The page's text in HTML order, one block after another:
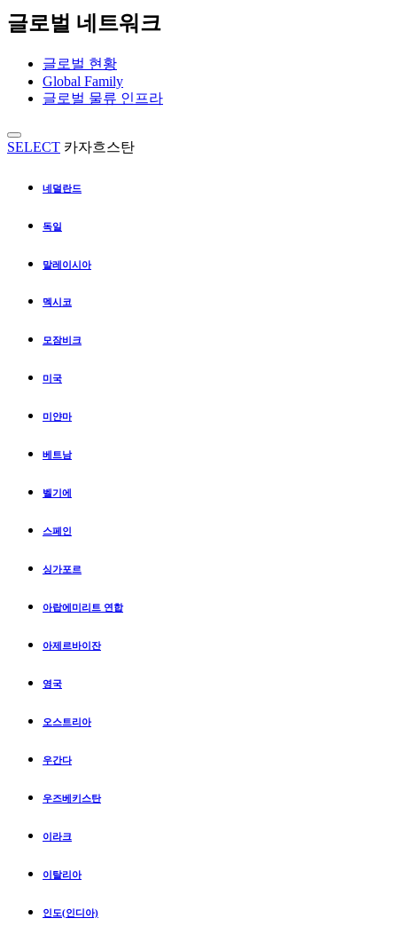
글로벌 네트워크
글로벌 현황
Global Family
글로벌 물류 인프라
SELECT 카자흐스탄
네덜란드
독일
말레이시아
멕시코
모잠비크
미국
미얀마
베트남
벨기에
스페인
싱가포르
아랍에미리트 연합
아제르바이잔
영국
오스트리아
우간다
우즈베키스탄
이라크
이탈리아
인도(인디아)